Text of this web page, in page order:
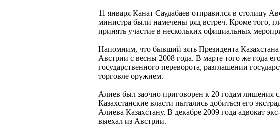
11 января Канат Саудабаев отправился в столицу
министра были намечены ряд встреч. Кроме того,
принять участие в нескольких официальных
Напомним, что бывший зять Президента
Австрии с весны 2008 года. В марте того же года
государственного переворота, разглашении
торговле оружием.
Алиев был заочно приговорен к 20 годам лишения
Казахстанские власти пытались добиться его
Алиева Казахстану. В декабре 2009 года адвокат
выехал из Австрии.